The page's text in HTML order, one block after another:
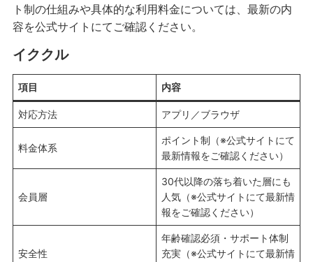
ト制の仕組みや具体的な利用料金については、最新の内
容を公式サイトにてご確認ください。
イククル
項目 内容
対応方法 アプリ／ブラウザ
料金体系
ポイント制（※公式サイトにて
最新情報をご確認ください）
会員層
30代以降の落ち着いた層にも
人気（※公式サイトにて最新情
報をご確認ください）
安全性
年齢確認必須・サポート体制
充実（※公式サイトにて最新情